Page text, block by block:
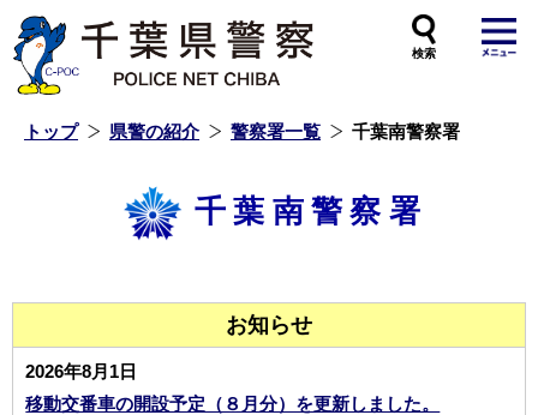
トップ 県警の紹介 警察署一覧 千葉南警察署
千葉南警察署
お知らせ
2026年8月1日
移動交番車の開設予定（８月分）を更新しました。